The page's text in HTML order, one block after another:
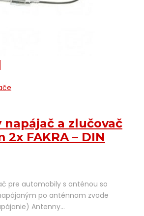
a zlučovač
2x FAKRA – DIN
pre automobily s anténou so
po anténnom zvode
Antenny…